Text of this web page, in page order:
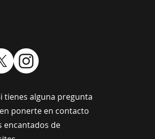
tienes alguna pregunta
ponerte en contacto
encantados de